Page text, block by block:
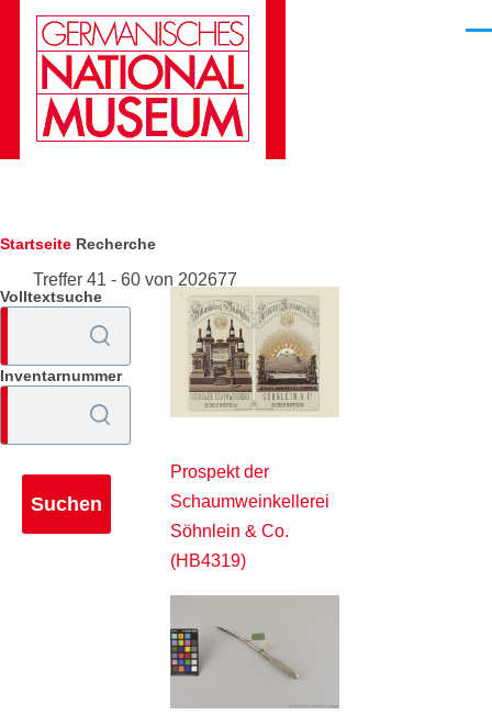
Direkt zum Inhalt
Pfadnavigation
Startseite Recherche
Treffer 41 - 60 von 202677
Volltextsuche
Inventarnummer
Prospekt der
Schaumweinkellerei
Söhnlein & Co.
(HB4319)